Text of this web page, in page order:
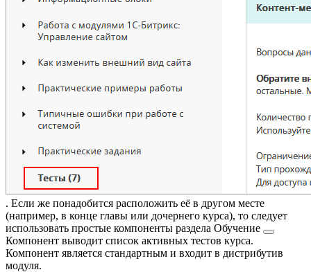
. Если же понадобится расположить её в другом месте
(например, в конце главы или дочернего курса), то следует
использовать простые компоненты раздела Обучение
Компонент выводит список активных тестов курса.
Компонент является стандартным и входит в дистрибутив
модуля.